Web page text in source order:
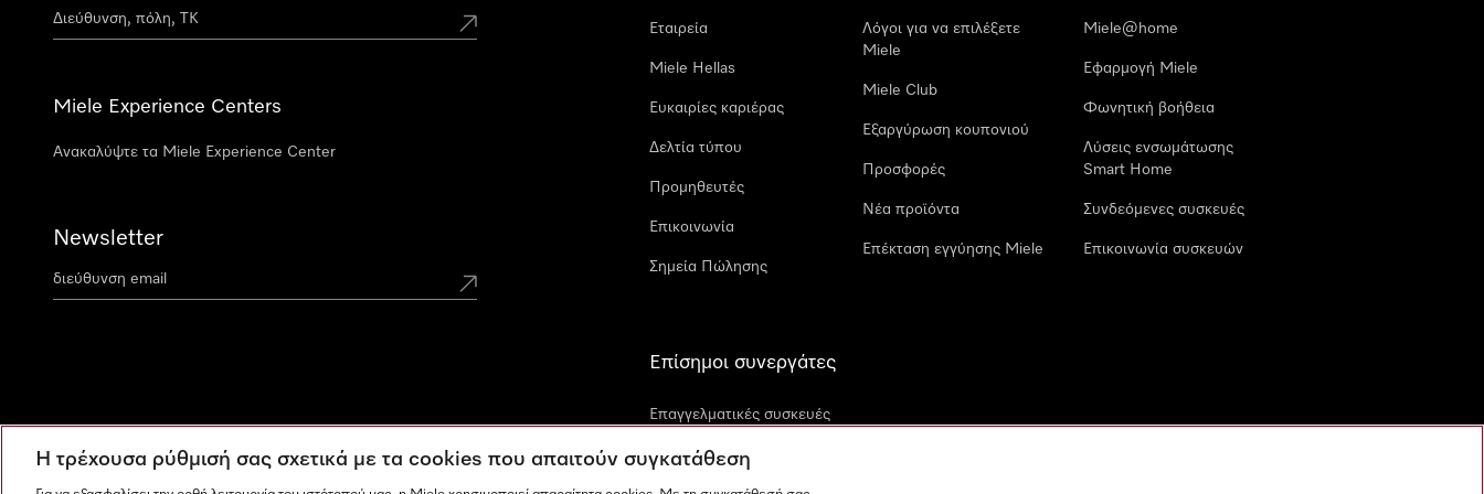
Miele Experience Centers
Ανακαλύψτε τα Miele Experience Center
Newsletter
Εταιρεία
Miele Hellas
Ευκαιρίες καριέρας
Δελτία τύπου
Προμηθευτές
Επικοινωνία
Σημεία Πώλησης
Λόγοι για να επιλέξετε
Miele
Miele Club
Εξαργύρωση κουπονιού
Προσφορές
Νέα προϊόντα
Επέκταση εγγύησης Miele
Miele@home
Εφαρμογή Miele
Φωνητική βοήθεια
Λύσεις ενσωμάτωσης
Smart Home
Συνδεόμενες συσκευές
Επικοινωνία συσκευών
Επίσημοι συνεργάτες
Επαγγελματικές συσκευές
Η τρέχουσα ρύθμισή σας σχετικά με τα cookies που απαιτούν συγκατάθεση